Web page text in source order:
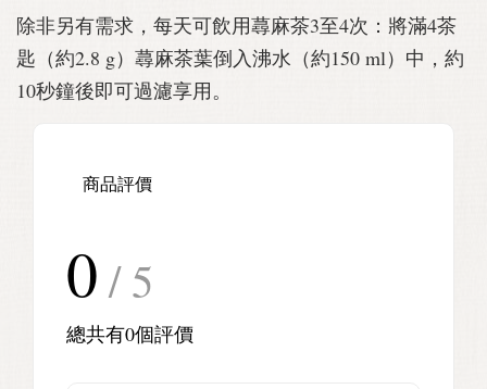
除非另有需求，每天可飲用蕁麻茶3至4次：將滿4茶
匙（約2.8 g）蕁麻茶葉倒入沸水（約150 ml）中，約
10秒鐘後即可過濾享用。
商品評價
0 / 5
總共有0個評價